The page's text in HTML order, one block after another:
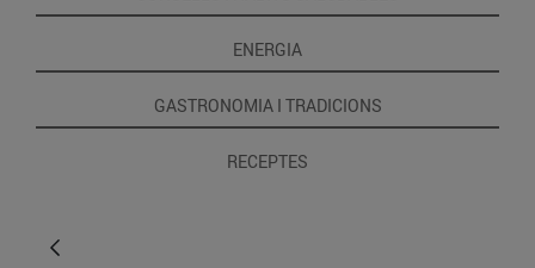
ENERGIA
GASTRONOMIA I TRADICIONS
RECEPTES